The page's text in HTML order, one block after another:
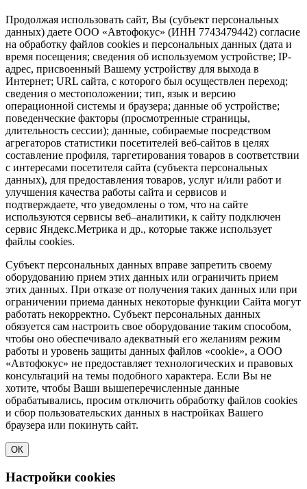
Продолжая использовать сайт, Вы (субъект персональных
данных) даете ООО «Автофокус» (ИНН 7743479442) согласие
на обработку файлов cookies и персональных данных (дата и
время посещения; сведения об используемом устройстве; IP-
адрес, присвоенный Вашему устройству для выхода в
Интернет; URL сайта, с которого был осуществлен переход;
сведения о местоположении; тип, язык и версию
операционной системы и браузера; данные об устройстве;
поведенческие факторы (просмотренные страницы,
длительность сессии); данные, собираемые посредством
агрегаторов статистики посетителей веб-сайтов в целях
составление профиля, таргетирования товаров в соответствии
с интересами посетителя сайта (субъекта персональных
данных), для предоставления товаров, услуг и/или работ и
улучшения качества работы сайта и сервисов и
подтверждаете, что уведомлены о том, что на сайте
используются сервисы веб–аналитики, к сайту подключен
сервис Яндекс.Метрика и др., которые также использует
файлы cookies.
Субъект персональных данных вправе запретить своему
оборудованию прием этих данных или ограничить прием
этих данных. При отказе от получения таких данных или при
ограничении приема данных некоторые функции Сайта могут
работать некорректно. Субъект персональных данных
обязуется сам настроить свое оборудование таким способом,
чтобы оно обеспечивало адекватный его желаниям режим
работы и уровень защиты данных файлов «cookie», а ООО
«Автофокус» не предоставляет технологических и правовых
консультаций на темы подобного характера. Если Вы не
хотите, чтобы Ваши вышеперечисленные данные
обрабатывались, просим отключить обработку файлов cookies
и сбор пользовательских данных в настройках Вашего
браузера или покинуть сайт.
ОК
Настройки cookies